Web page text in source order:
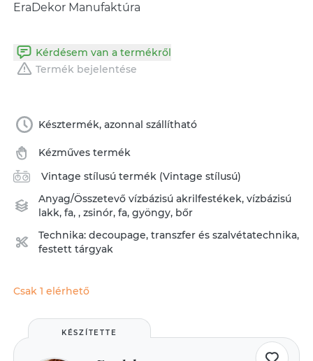
EraDekor Manufaktúra
Kérdésem van a termékről
Termék bejelentése
Késztermék, azonnal szállítható
Kézműves termék
Vintage stílusú termék (Vintage stílusú)
Anyag/Összetevővízbázisú akrilfestékek,vízbázisú
lakk,fa,,zsinór,fa,gyöngy, bőr
Technika:decoupage, transzfer és szalvétatechnika,
festett tárgyak
Csak 1 elérhető
KÉSZÍTETTE